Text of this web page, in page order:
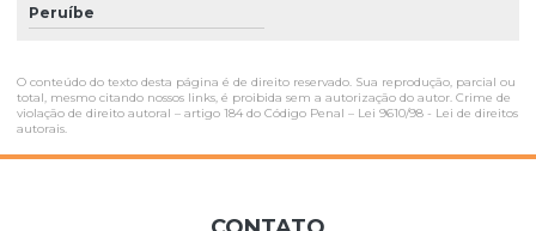
Valvulas proporcionais hidraulicas
Valvulas proporcionais rexroth
Peruíbe
O conteúdo do texto desta página é de direito reservado. Sua reprodução, parcial ou
total, mesmo citando nossos links, é proibida sem a autorização do autor. Crime de
violação de direito autoral – artigo 184 do Código Penal – Lei 9610/98 - Lei de direitos
autorais